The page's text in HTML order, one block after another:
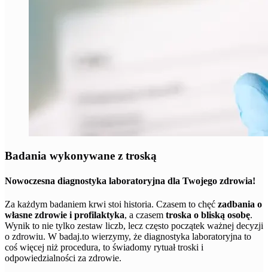
Badania wykonywane z troską
Nowoczesna diagnostyka laboratoryjna dla Twojego zdrowia!
Za każdym badaniem krwi stoi historia. Czasem to chęć zadbania o
własne zdrowie i profilaktyka, a czasem troska o bliską osobę.
Wynik to nie tylko zestaw liczb, lecz często początek ważnej decyzji
o zdrowiu. W badaj.to wierzymy, że diagnostyka laboratoryjna to
coś więcej niż procedura, to świadomy rytuał troski i
odpowiedzialności za zdrowie.